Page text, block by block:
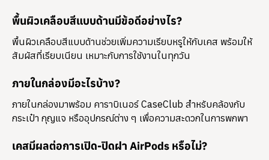
พื้นผิวเคลือบสีแบบด้านมีข้อดีอย่างไร?
พื้นผิวเคลือบสีแบบด้านช่วยเพิ่มความเรียบหรูให้กับเคส พร้อมให้
สัมผัสที่เรียบเนียน เหมาะกับการใช้งานในทุกวัน
ภายในกล่องมีอะไรบ้าง?
ภายในกล่องมาพร้อม คาราบิเนอร์ CaseClub สำหรับคล้องกับ
กระเป๋า กุญแจ หรืออุปกรณ์ต่าง ๆ เพื่อความสะดวกในการพกพา
เคสมีผลต่อการเปิด-ปิดฝา AirPods หรือไม่?